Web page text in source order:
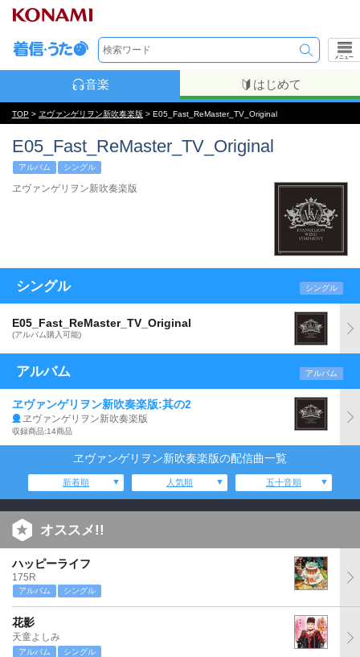
メニュー
音楽 はじめて
TOP > ヱヴァンゲリヲン新吹奏楽版 > E05_Fast_ReMaster_TV_Original
E05_Fast_ReMaster_TV_Original
アルバム シングル
ヱヴァンゲリヲン新吹奏楽版
シングル シングル
E05_Fast_ReMaster_TV_Original
(アルバム購入可能)
アルバム アルバム
ヱヴァンゲリヲン新吹奏楽版:其の2
ヱヴァンゲリヲン新吹奏楽版
収録商品:14商品
ヱヴァンゲリヲン新吹奏楽版の配信曲一覧
新着順 人気順 五十音順
オススメ!!
ハッピーライフ
175R
アルバム シングル
花影
天童よしみ
アルバム シングル